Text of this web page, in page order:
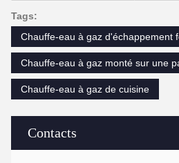
Contacts
Tags:
Chauffe-eau à gaz d'échappement
Chauffe-eau à gaz monté sur une
Chauffe-eau à gaz de cuisine